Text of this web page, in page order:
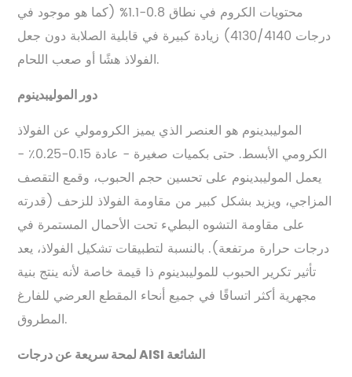
محتويات الكروم في نطاق 0.8-1.1% (كما هو موجود في
درجات 4130/4140) زيادة كبيرة في قابلية الصلابة دون جعل
الفولاذ هشًا أو صعب اللحام.
دور الموليبدينوم
الموليبدينوم هو العنصر الذي يميز الكرومولي عن الفولاذ
الكرومي الأبسط. حتى بكميات صغيرة - عادة 0.15-0.25٪ -
يعمل الموليبدينوم على تحسين حجم الحبوب، وقمع التقصف
المزاجي، ويزيد بشكل كبير من مقاومة الفولاذ للزحف (قدرته
على مقاومة التشوه البطيء تحت الأحمال المستمرة في
درجات حرارة مرتفعة). بالنسبة لتطبيقات تشكيل الفولاذ، يعد
تأثير تكرير الحبوب للموليبدينوم ذا قيمة خاصة لأنه ينتج بنية
مجهرية أكثر اتساقًا في جميع أنحاء المقطع العرضي للفارغ
المطروق.
لمحة سريعة عن درجات AISI الشائعة